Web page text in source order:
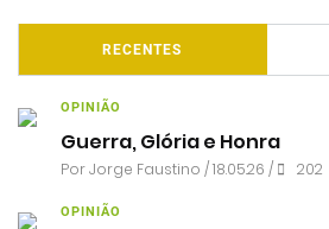
RECENTES
OPINIÃO
Guerra, Glória e Honra
PorJorge Faustino / 18.05.26 / 202
OPINIÃO